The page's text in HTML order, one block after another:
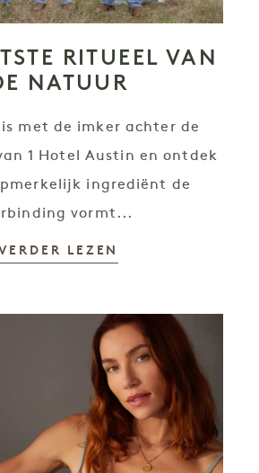
RITUEEL VAN
NATUUR
met de imker achter de
1 Hotel Austin en ontdek
ingrediënt de
vormt...
LEZEN